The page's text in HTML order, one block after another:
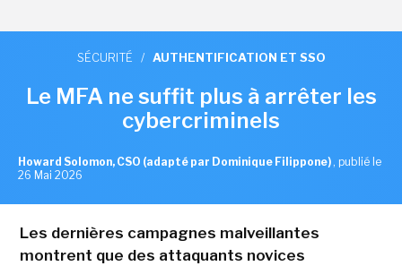
SÉCURITÉ / AUTHENTIFICATION ET SSO
Le MFA ne suffit plus à arrêter les
cybercriminels
Howard Solomon, CSO (adapté par Dominique Filippone) , publié le
26 Mai 2026
Les dernières campagnes malveillantes
montrent que des attaquants novices